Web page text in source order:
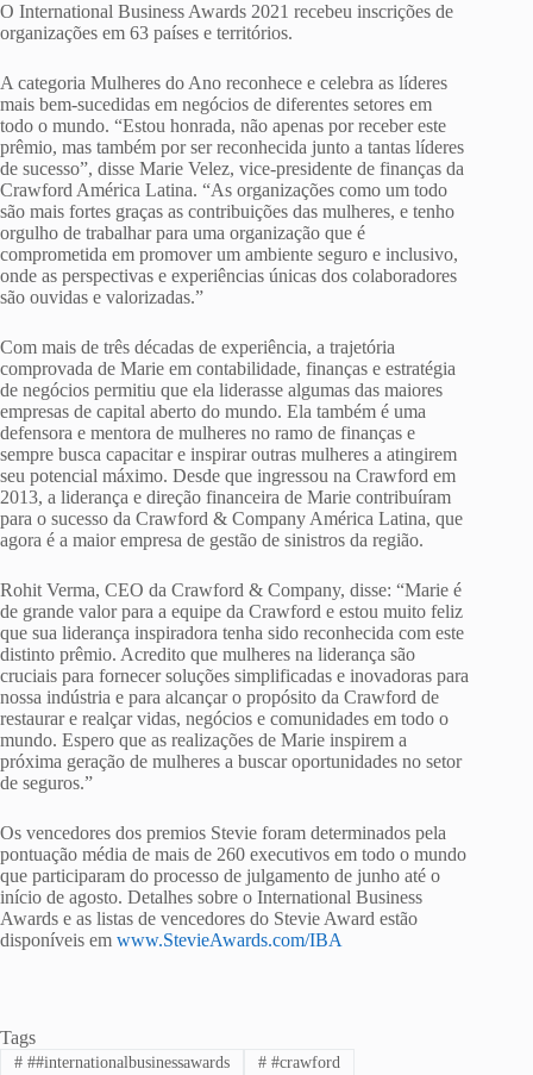
O International Business Awards 2021 recebeu inscrições de
organizações em 63 países e territórios.
A categoria Mulheres do Ano reconhece e celebra as líderes
mais bem-sucedidas em negócios de diferentes setores em
todo o mundo. “Estou honrada, não apenas por receber este
prêmio, mas também por ser reconhecida junto a tantas líderes
de sucesso”, disse Marie Velez, vice-presidente de finanças da
Crawford América Latina. “As organizações como um todo
são mais fortes graças as contribuições das mulheres, e tenho
orgulho de trabalhar para uma organização que é
comprometida em promover um ambiente seguro e inclusivo,
onde as perspectivas e experiências únicas dos colaboradores
são ouvidas e valorizadas.”
Com mais de três décadas de experiência, a trajetória
comprovada de Marie em contabilidade, finanças e estratégia
de negócios permitiu que ela liderasse algumas das maiores
empresas de capital aberto do mundo. Ela também é uma
defensora e mentora de mulheres no ramo de finanças e
sempre busca capacitar e inspirar outras mulheres a atingirem
seu potencial máximo. Desde que ingressou na Crawford em
2013, a liderança e direção financeira de Marie contribuíram
para o sucesso da Crawford & Company América Latina, que
agora é a maior empresa de gestão de sinistros da região.
Rohit Verma, CEO da Crawford & Company, disse: “Marie é
de grande valor para a equipe da Crawford e estou muito feliz
que sua liderança inspiradora tenha sido reconhecida com este
distinto prêmio. Acredito que mulheres na liderança são
cruciais para fornecer soluções simplificadas e inovadoras para
nossa indústria e para alcançar o propósito da Crawford de
restaurar e realçar vidas, negócios e comunidades em todo o
mundo. Espero que as realizações de Marie inspirem a
próxima geração de mulheres a buscar oportunidades no setor
de seguros.”
Os vencedores dos premios Stevie foram determinados pela
pontuação média de mais de 260 executivos em todo o mundo
que participaram do processo de julgamento de junho até o
início de agosto. Detalhes sobre o International Business
Awards e as listas de vencedores do Stevie Award estão
disponíveis em www.StevieAwards.com/IBA
Tags
###internationalbusinessawards ##crawford